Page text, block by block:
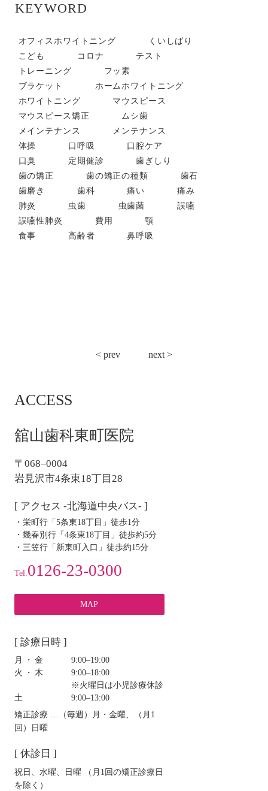
KEYWORD
オフィスホワイトニング
くいしばり
こども
コロナ
テスト
トレーニング
フッ素
ブラケット
ホームホワイトニング
ホワイトニング
マウスピース
マウスピース矯正
ムシ歯
メインテナンス
メンテナンス
体操
口呼吸
口腔ケア
口臭
定期健診
歯ぎしり
歯の矯正
歯の矯正の種類
歯石
歯磨き
歯科 痛い
痛み
肺炎
虫歯 虫歯菌
誤嚥
誤嚥性肺炎
費用
顎
食事
高齢者 鼻呼吸
< prev next >
ACCESS
舘山歯科東町医院
〒068–0004
岩見沢市4条東18丁目28
[ アクセス -北海道中央バス- ]
・栄町行「5条東18丁目」徒歩1分
・幾春別行「4条東18丁目」徒歩約5分
・三笠行「新東町入口」徒歩約15分
Tel. 0126-23-0300
MAP
[ 診療日時 ]
月・金
9:00‒19:00
火・木
9:00‒18:00
※火曜日は小児診療休診
土
9:00‒13:00
矯正診療 …（毎週）月・金曜、（月1
回）日曜
[ 休診日 ]
祝日、水曜、日曜 （月1回の矯正診療日
を除く）